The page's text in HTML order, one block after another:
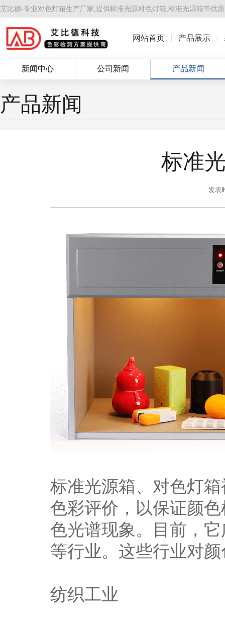
艾比德-专业对色灯箱生产厂家,提供标准光源对色灯箱,标准光源箱等优
网站首页 产品展示
新闻中心 公司新闻 产品新闻
产品新闻
标准
发表
标准光源箱、对色灯
色彩评价，以保证颜
色光谱现象。目前，
等行业。这些行业对
纺织工业